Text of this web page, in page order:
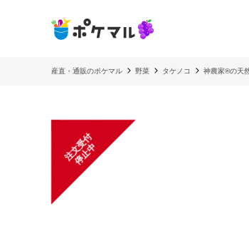
産直・通販のポケマル 野菜 タケノコ 神農家®の天
注
文
受
付
停
止
中